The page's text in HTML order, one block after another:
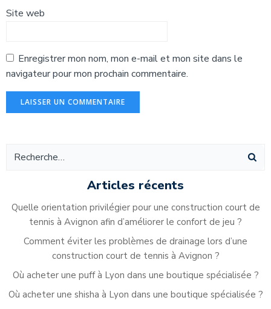
Site web
Enregistrer mon nom, mon e-mail et mon site dans le
navigateur pour mon prochain commentaire.
Articles récents
Quelle orientation privilégier pour une construction court de
tennis à Avignon afin d’améliorer le confort de jeu ?
Comment éviter les problèmes de drainage lors d’une
construction court de tennis à Avignon ?
Où acheter une puff à Lyon dans une boutique spécialisée ?
Où acheter une shisha à Lyon dans une boutique spécialisée ?